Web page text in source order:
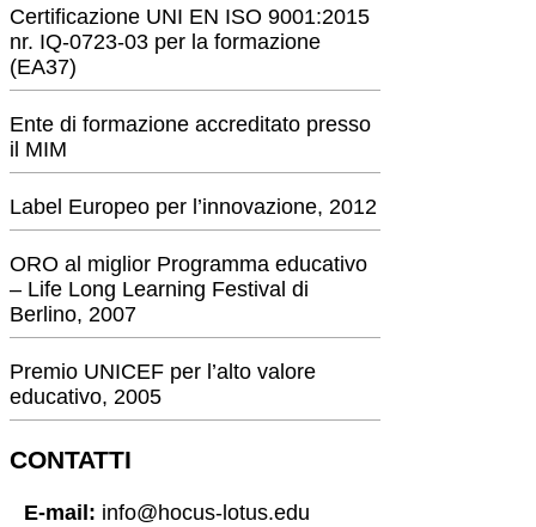
Certificazione UNI EN ISO 9001:2015
nr. IQ-0723-03 per la formazione
(EA37)
Ente di formazione accreditato presso
il MIM
Label Europeo per l’innovazione, 2012
ORO al miglior Programma educativo
– Life Long Learning Festival di
Berlino, 2007
Premio UNICEF per l’alto valore
educativo, 2005
CONTATTI
E-mail: info@hocus-lotus.edu